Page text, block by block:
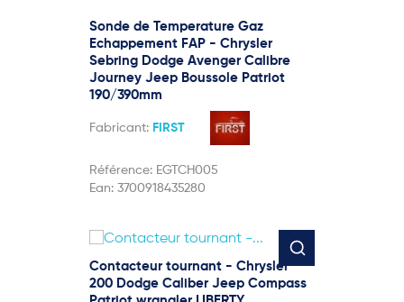
Sonde de Temperature Gaz
Echappement FAP - Chrysler
Sebring Dodge Avenger Calibre
Journey Jeep Boussole Patriot
190/390mm
Fabricant: FIRST
Référence: EGTCH005
Ean: 3700918435280
Contacteur tournant - Chrysler
200 Dodge Caliber Jeep Compass